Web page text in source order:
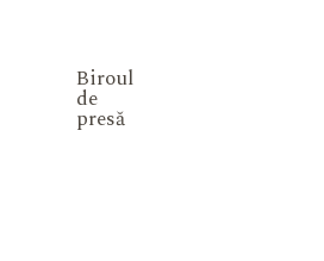
Biroul
de
presă